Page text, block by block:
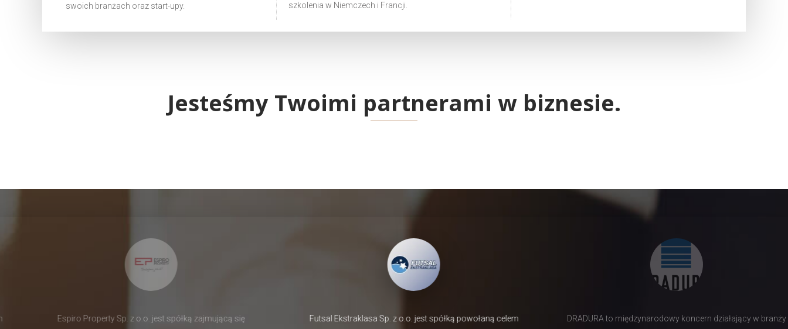
swoich branżach oraz start-upy.
szkolenia w Niemczech i Francji.
Jesteśmy Twoimi partnerami w biznesie.
Espiro Property Sp. z o.o. jest spółką zajmującą się Futsal Ekstraklasa Sp. z o.o. jest spółką powołaną celem DRADURA to międzynarodowy koncern działający w branży